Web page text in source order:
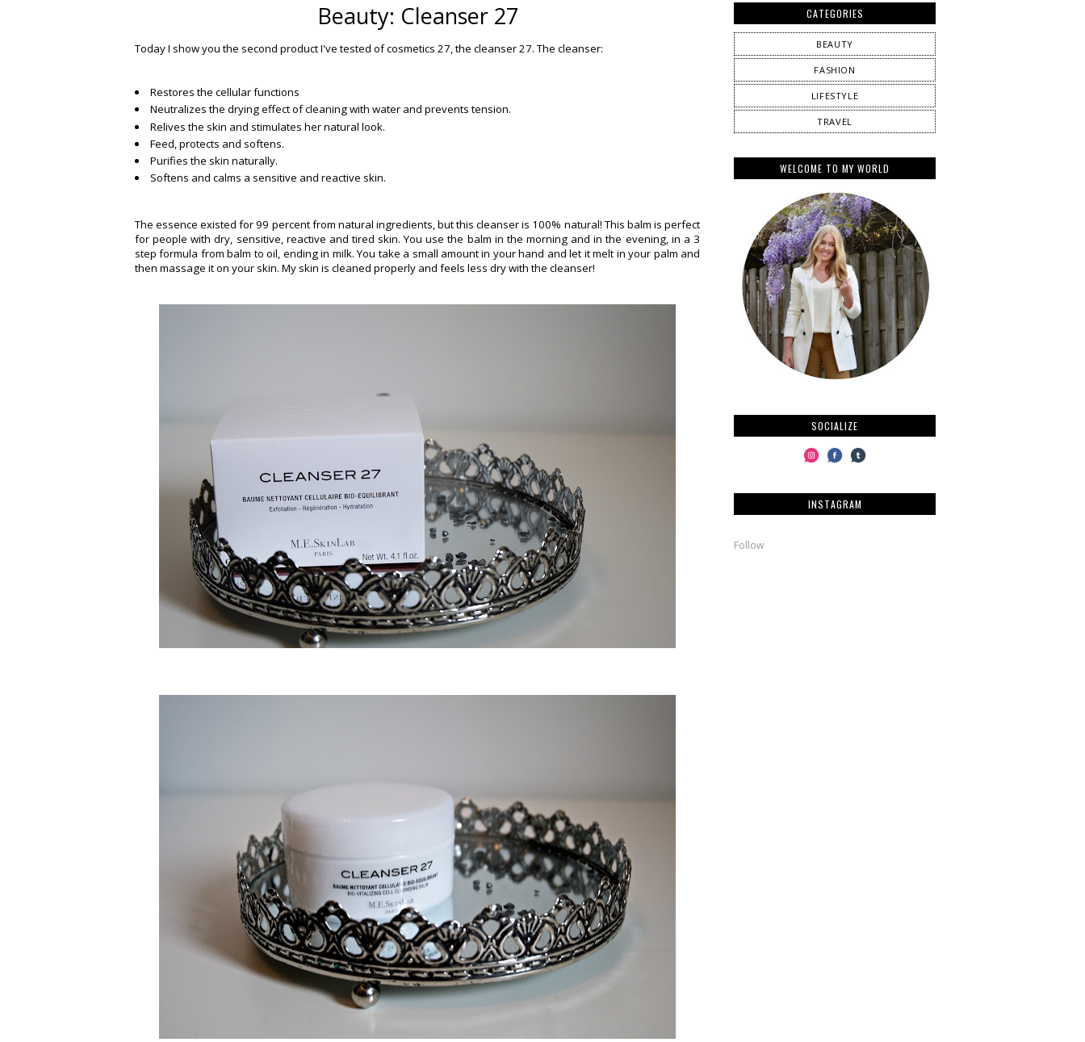
Beauty: Cleanser 27
Today I show you the second product I've tested of cosmetics 27, the cleanser 27. The cleanser:
Restores the cellular functions
Neutralizes the drying effect of cleaning with water and prevents tension.
Relives the skin and stimulates her natural look.
Feed, protects and softens.
Purifies the skin naturally.
Softens and calms a sensitive and reactive skin.
The essence existed for 99 percent from natural ingredients, but this cleanser is 100% natural! This balm is perfect
for people with dry, sensitive, reactive and tired skin. You use the balm in the morning and in the evening, in a 3
step formula from balm to oil, ending in milk. You take a small amount in your hand and let it melt in your palm and
then massage it on your skin. My skin is cleaned properly and feels less dry with the cleanser!
CATEGORIES
BEAUTY
FASHION
LIFESTYLE
TRAVEL
WELCOME TO MY WORLD
SOCIALIZE
INSTAGRAM
Follow